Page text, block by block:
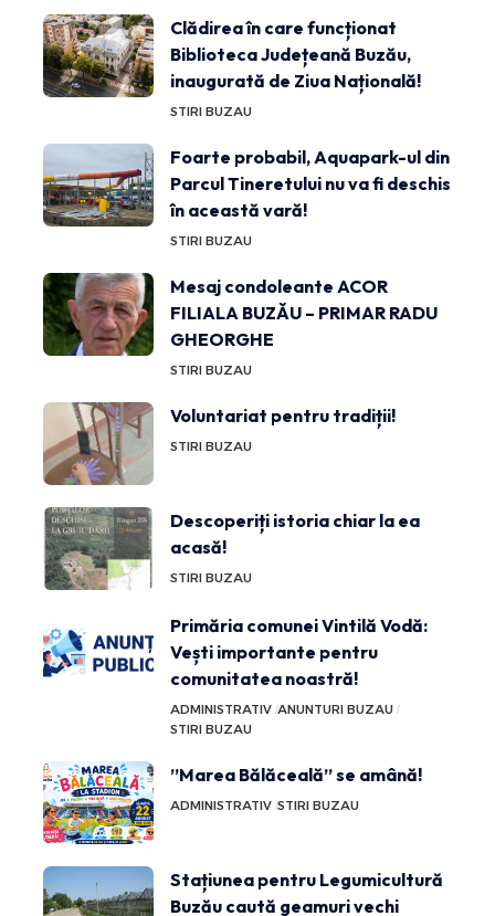
Clădirea în care funcționat
Biblioteca Județeană Buzău,
inaugurată de Ziua Națională!
STIRI BUZAU
Foarte probabil, Aquapark-ul din
Parcul Tineretului nu va fi deschis
în această vară!
STIRI BUZAU
Mesaj condoleante ACOR
FILIALA BUZĂU – PRIMAR RADU
GHEORGHE
STIRI BUZAU
Voluntariat pentru tradiții!
STIRI BUZAU
Descoperiți istoria chiar la ea
acasă!
STIRI BUZAU
Primăria comunei Vintilă Vodă:
Vești importante pentru
comunitatea noastră!
ADMINISTRATIV ANUNTURI BUZAU
STIRI BUZAU
”Marea Bălăceală” se amână!
ADMINISTRATIV STIRI BUZAU
Stațiunea pentru Legumicultură
Buzău caută geamuri vechi